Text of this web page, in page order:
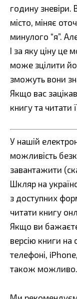
годину
місто, міняє
минулого “я”.
І за яку ціну це
може зцілити
зможуть вони
Якщо вас
книгу та читати
У нашій
можливість
завантажити
Шкляр на
з доступних
читати книгу
Якщо ви
версію книги
телефоні,
також можливо.